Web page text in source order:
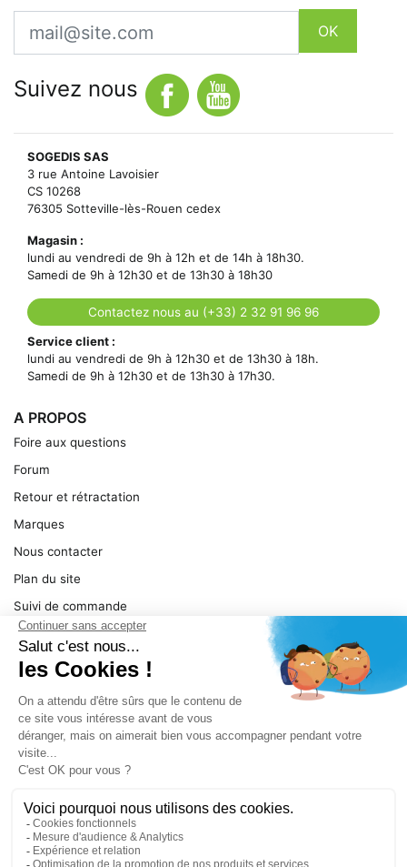
Email
OK
Suivez nous
SOGEDIS SAS
3 rue Antoine Lavoisier
CS 10268
76305 Sotteville-lès-Rouen cedex
Magasin :
lundi au vendredi de 9h à 12h et de 14h à 18h30.
Samedi de 9h à 12h30 et de 13h30 à 18h30
Contactez nous au (+33) 2 32 91 96 96
Service client :
lundi au vendredi de 9h à 12h30 et de 13h30 à 18h.
Samedi de 9h à 12h30 et de 13h30 à 17h30.
A PROPOS
Foire aux questions
Forum
Retour et rétractation
Marques
Nous contacter
Plan du site
Suivi de commande
Ma facture
Mentions légales
SERVICE
Pièces détachées
Catégories de produit
Dépannage
Le magasin